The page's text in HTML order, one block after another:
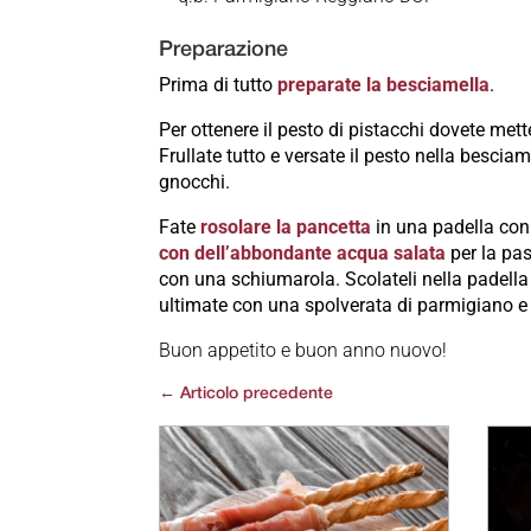
Preparazione
Prima di tuttopreparate la besciamella.
Per ottenere il pesto di pistacchi dovete
Frullate tutto e versate il pesto nella
gnocchi.
Faterosolare la pancetta in una padella
con dell’abbondante acqua salata per la
con una schiumarola. Scolateli nella
ultimate con una spolverata di parmigiano
Buon appetito e buon anno nuovo!
←Articolo precedente